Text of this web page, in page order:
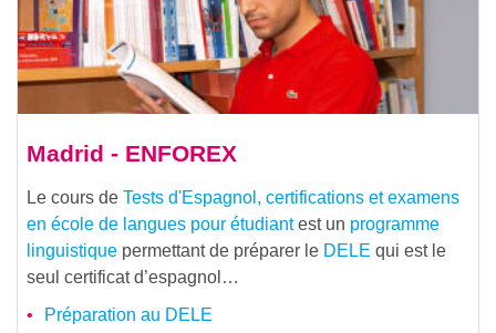
Madrid - ENFOREX
Le cours de Tests d'Espagnol, certifications et examens
en école de langues pour étudiantest un programme
linguistique permettant de préparer le DELE qui est le
seul certificat d’espagnol…
Préparation au DELE